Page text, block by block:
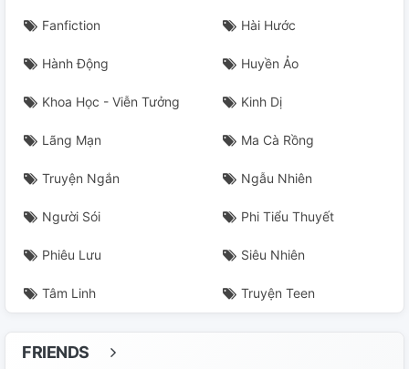
Fanfiction Hài Hước
Hành Động Huyền Ảo
Khoa Học - Viễn Tưởng Kinh Dị
Lãng Mạn Ma Cà Rồng
Truyện Ngắn Ngẫu Nhiên
Người Sói Phi Tiểu Thuyết
Phiêu Lưu Siêu Nhiên
Tâm Linh Truyện Teen
FRIENDS